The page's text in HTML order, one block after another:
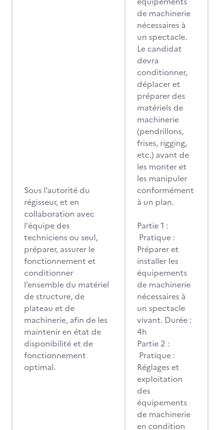
Sous l’autorité du
régisseur, et en
collaboration avec
l'équipe des
techniciens ou seul,
préparer, assurer le
fonctionnement et
conditionner
l’ensemble du matériel
de structure, de
plateau et de
machinerie, afin de les
maintenir en état de
disponibilité et de
fonctionnement
optimal.
de machinerie
nécessaires à
un spectacle.
Le candidat
devra
conditionner,
déplacer et
préparer des
matériels de
machinerie
(pendrillons,
frises, rigging,
etc.) avant de
les monter et
les manipuler
conformément
à un plan.
Partie 1 :
Pratique :
Préparer et
installer les
équipements
de machinerie
nécessaires à
un spectacle
vivant. Durée :
4h
Partie 2 :
Pratique :
Réglages et
exploitation
des
équipements
de machinerie
en condition